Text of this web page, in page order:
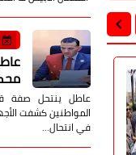
محافظات
عاطل ينتحل صفة
المواطنين كشفت
في انتحال…